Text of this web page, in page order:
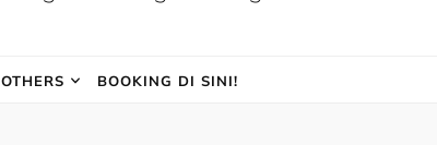
OTHERS BOOKING DI SINI!